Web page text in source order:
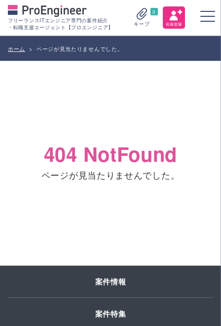
フリーランスITエンジニア専門の案件紹介
・転職支援エージェント【プロエンジニア】
0
キープ
ホーム > ページが見当たりませんでした。
404 NotFound
ページが見当たりませんでした。
案件情報
案件特集